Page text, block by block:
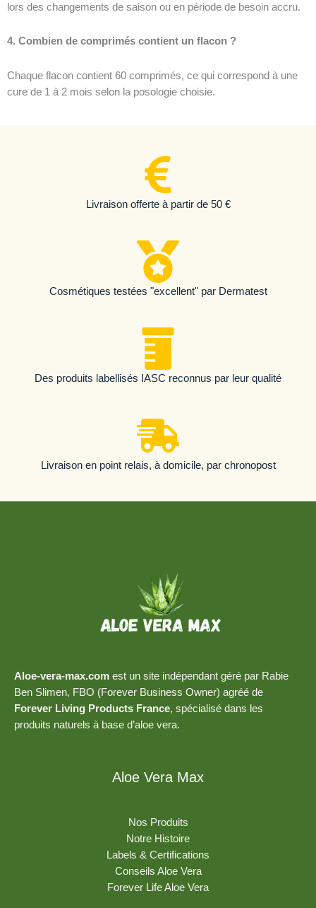
lors des changements de saison ou en période de besoin accru.
4. Combien de comprimés contient un flacon ?
Chaque flacon contient 60 comprimés, ce qui correspond à une
cure de 1 à 2 mois selon la posologie choisie.
Livraison offerte à partir de 50 €
Cosmétiques testées "excellent" par Dermatest
Des produits labellisés IASC reconnus par leur qualité
Livraison en point relais, à domicile, par chronopost
Aloe-vera-max.com est un site indépendant géré par Rabie
Ben Slimen, FBO (Forever Business Owner) agréé de
Forever Living Products France, spécialisé dans les
produits naturels à base d’aloe vera.
Aloe Vera Max
Nos Produits
Notre Histoire
Labels & Certifications
Conseils Aloe Vera
Forever Life Aloe Vera